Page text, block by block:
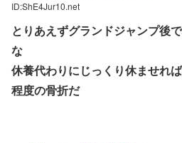
ID:ShE4Jur10.net
とりあえずグランドジャンプ後
な
休養代わりにじっくり休ませれ
程度の骨折だ